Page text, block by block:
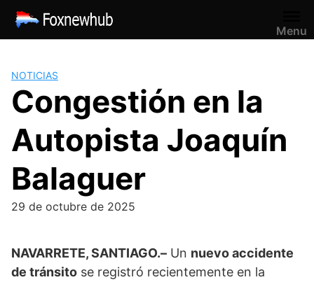
Saltar
contenido
Menu
NOTICIAS
Congestión en la
Autopista Joaquín
Balaguer
29 de octubre de 2025
NAVARRETE, SANTIAGO.– Un nuevo accidente
de tránsito se registró recientemente en la